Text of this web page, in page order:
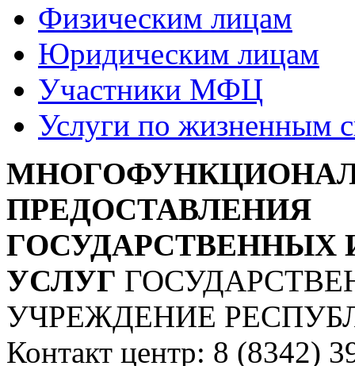
Физическим лицам
Юридическим лицам
Участники МФЦ
Услуги по жизненным
ПРЕДОСТАВЛЕНИЯ
УСЛУГ
УЧРЕЖДЕНИЕ
Контакт центр: 8 (8342)